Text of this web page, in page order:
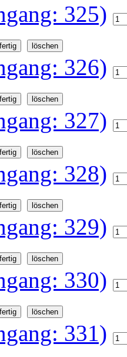
325)
326)
327)
328)
329)
330)
331)